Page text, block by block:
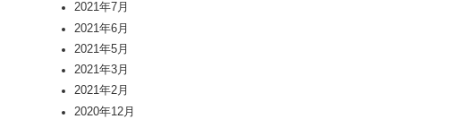
2021年7月
2021年6月
2021年5月
2021年3月
2021年2月
2020年12月